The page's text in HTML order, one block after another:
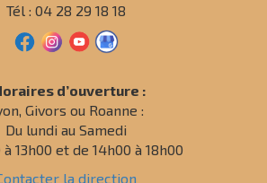
Tél : 04 28 29 18 18
d’ouverture :
Givors ou Roanne :
Du lundi au Samedi
13h00 et de 14h00 à 18h00
la direction